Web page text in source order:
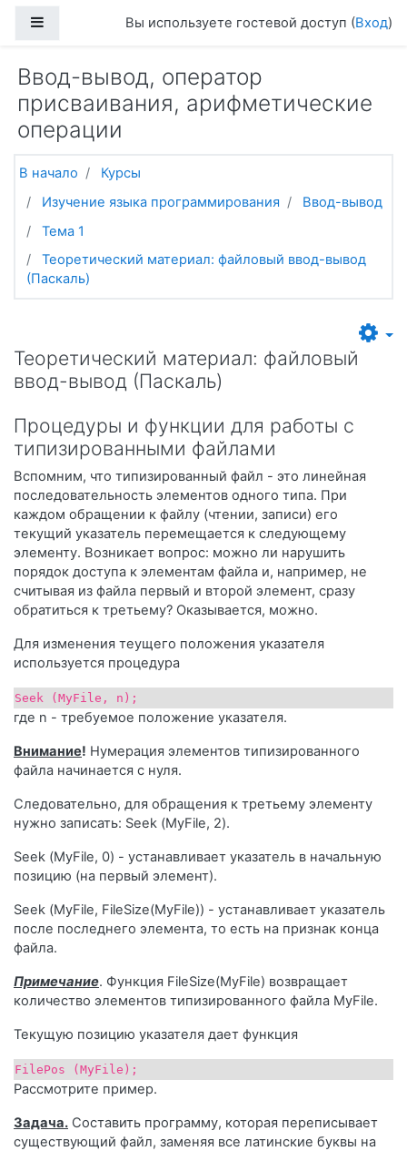
Боковая панельВы используете гостевой доступ (Вход)
Ввод-вывод, оператор
присваивания, арифметические
операции
В начало
Курсы
Изучение языка программирования
Ввод-вывод
Тема 1
Теоретический материал: файловый ввод-вывод
(Паскаль)
Теоретический материал: файловый
ввод-вывод (Паскаль)
Процедуры и функции для работы с
типизированными файлами
Вспомним, что типизированный файл - это линейная
последовательность элементов одного типа. При
каждом обращении к файлу (чтении, записи) его
текущий указатель перемещается к следующему
элементу. Возникает вопрос: можно ли нарушить
порядок доступа к элементам файла и, например, не
считывая из файла первый и второй элемент, сразу
обратиться к третьему? Оказывается, можно.
Для изменения теущего положения указателя
используется процедура
Seek (МуFilе, n);
где n - требуемое положение указателя.
Внимание! Нумерация элементов типизированного
файла начинается с нуля.
Следовательно, для обращения к третьему элементу
нужно записать: Seek (МуFilе, 2).
Seek (МуFilе, 0) - устанавливает указатель в начальную
позицию (на первый элемент).
Seek (МуFilе, FileSize(МуFilе)) - устанавливает указатель
после последнего элемента, то есть на признак конца
файла.
Примечание. Функция FileSize(МуFilе) возвращает
количество элементов типизированного файла МуFilе.
Текущую позицию указателя дает функция
FilePos (МуFilе);
Рассмотрите пример.
Задача. Составить программу, которая переписывает
существующий файл, заменяя все латинские буквы на